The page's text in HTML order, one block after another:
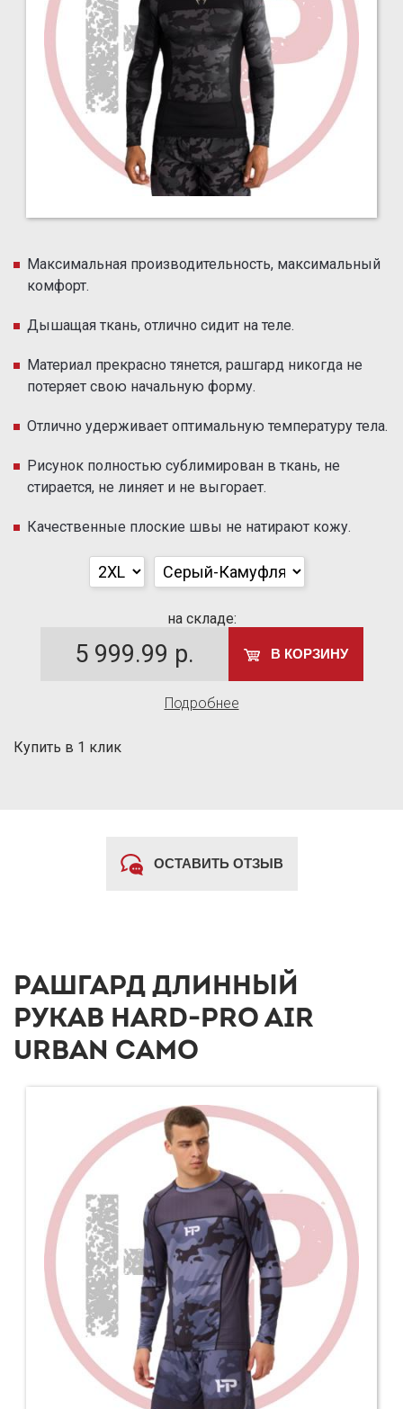
Максимальная производительность, максимальный
комфорт.
Дышащая ткань, отлично сидит на теле.
Материал прекрасно тянется, рашгард никогда не
потеряет свою начальную форму.
Отлично удерживает оптимальную температуру тела.
Рисунок полностью сублимирован в ткань, не
стирается, не линяет и не выгорает.
Качественные плоские швы не натирают кожу.
на складе:
5 999.99 р. В КОРЗИНУ
Подробнее
Купить в 1 клик
ОСТАВИТЬ ОТЗЫВ
РАШГАРД ДЛИННЫЙ
РУКАВ HARD-PRO AIR
URBAN CAMO